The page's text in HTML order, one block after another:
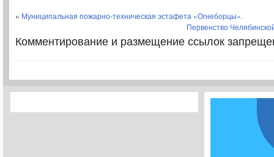
« Муниципальная пожарно‑техническая эстафета «Огнеборцы».
Первенство
Комментирование и размещение ссылок